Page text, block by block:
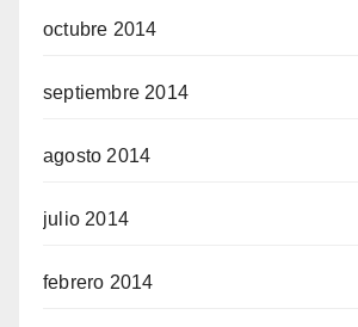
octubre 2014
septiembre 2014
agosto 2014
julio 2014
febrero 2014